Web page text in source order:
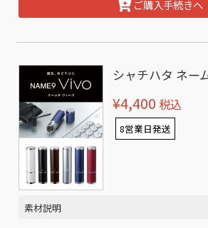
ご購入手続きへ
シャチハタ ネー
¥4,400 税込
8営業日発送
素材説明